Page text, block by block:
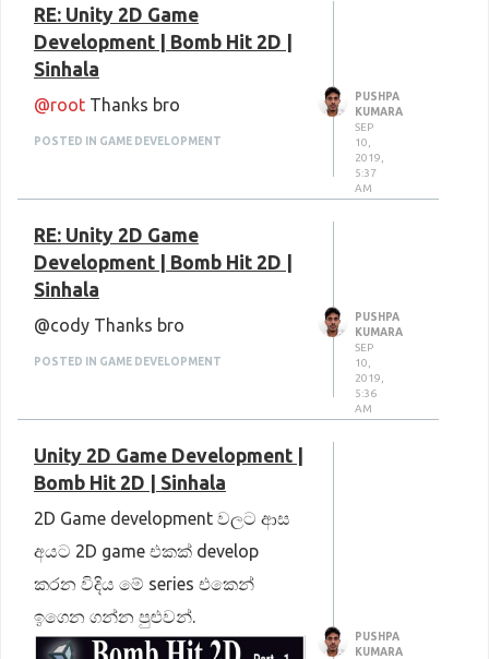
RE: Unity 2D Game
Development | Bomb Hit 2D |
Sinhala
@root Thanks bro
POSTED IN GAME DEVELOPMENT
PUSHPA
KUMARA
SEP
10,
2019,
5:37
AM
RE: Unity 2D Game
Development | Bomb Hit 2D |
Sinhala
@cody Thanks bro
POSTED IN GAME DEVELOPMENT
PUSHPA
KUMARA
SEP
10,
2019,
5:36
AM
Unity 2D Game Development |
Bomb Hit 2D | Sinhala
2D Game development වලට ආස
අයට 2D game එකක් develop
කරන විදිය මේ series එකෙන්
ඉගෙන ගන්න පුළුවන්.
PUSHPA
KUMARA